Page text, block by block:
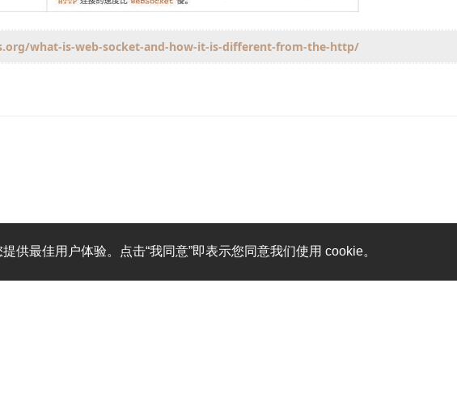
供最佳用户体验。点击“我同意”即表示您同意我们使用 cookie。
what-is-web-socket-and-how-it-is-different-from-the-http/